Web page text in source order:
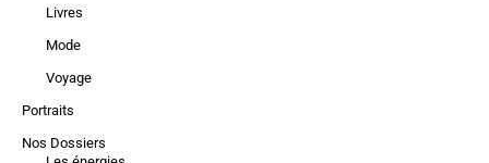
Livres
Mode
Voyage
Portraits
Nos Dossiers